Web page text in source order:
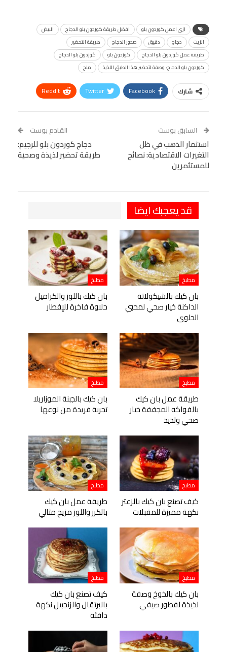
ازى اعمل كوردون بلو افضل طريقة كوردون بلو الدجاج
البيض
الزيت
دجاج دقيق صدور الدجاج
طريقة التحضير
طريقة عمل كوردون بلو الدجاج
كوردون بلو
كوردون بلو الدجاج
كوردون بلو الدجاج: وصفة لتحضير هذا الطبق اللذيذ
ملح
شارك Facebook
Twitter
ReddIt
Tumblr
البريد الإلكتروني
VK
Digg
LINE
BlackBerry
Viber
السابق بوست
استثمار الذهب في ظل
التغيرات الاقتصادية: نصائح
للمستثمرين
القادم بوست
دجاج كوردون بلو للرجيم:
طريقة تحضير لذيذة وصحية
قد يعجبك ايضا
مطبخ
بان كيك بالشيكولاتة
الداكنة خيار صحي لمحبي
الحلوى
مطبخ
بان كيك باللوز والكراميل
حلاوة فاخرة للإفطار
مطبخ
طريقة عمل بان كيك
بالفواكه المجففة خيار
صحي ولذيذ
مطبخ
بان كيك بالجبنة الموزاريلا
تجربة فريدة من نوعها
مطبخ
كيف تصنع بان كيك بالزعتر
نكهة مميزة للمقبلات
مطبخ
طريقة عمل بان كيك
بالكرز واللوز مزيج مثالي
مطبخ
بان كيك بالخوخ وصفة
لذيذة لفطور صيفي
مطبخ
كيف تصنع بان كيك
بالبرتقال والزنجبيل نكهة
دافئة